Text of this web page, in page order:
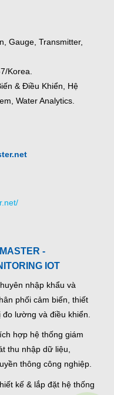
Gauge, Transmitter,
Korea.
& Điều Khiển, Hệ
Water Analytics.
-
IOT
nhập khẩu và
phối cảm biến, thiết
đo lường và điều khiển.
hợp hệ thống giám
thu nhập dữ liệu,
thông công nghiệp.
kế & lắp đặt hệ thống